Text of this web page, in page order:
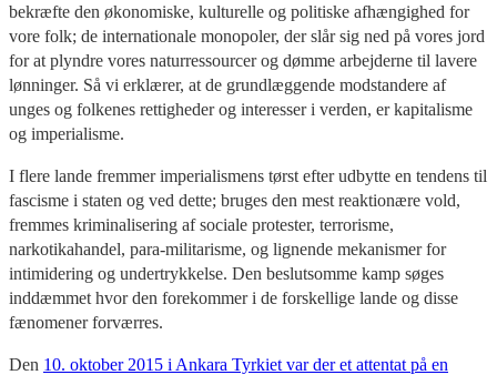
bekræfte den økonomiske, kulturelle og politiske afhængighed for
vore folk; de internationale monopoler, der slår sig ned på vores jord
for at plyndre vores naturressourcer og dømme arbejderne til lavere
lønninger. Så vi erklærer, at de grundlæggende modstandere af
unges og folkenes rettigheder og interesser i verden, er kapitalisme
og imperialisme.
I flere lande fremmer imperialismens tørst efter udbytte en tendens til
fascisme i staten og ved dette; bruges den mest reaktionære vold,
fremmes kriminalisering af sociale protester, terrorisme,
narkotikahandel, para-militarisme, og lignende mekanismer for
intimidering og undertrykkelse. Den beslutsomme kamp søges
inddæmmet hvor den forekommer i de forskellige lande og disse
fænomener forværres.
Den 10. oktober 2015 i Ankara Tyrkiet var der et attentat på en